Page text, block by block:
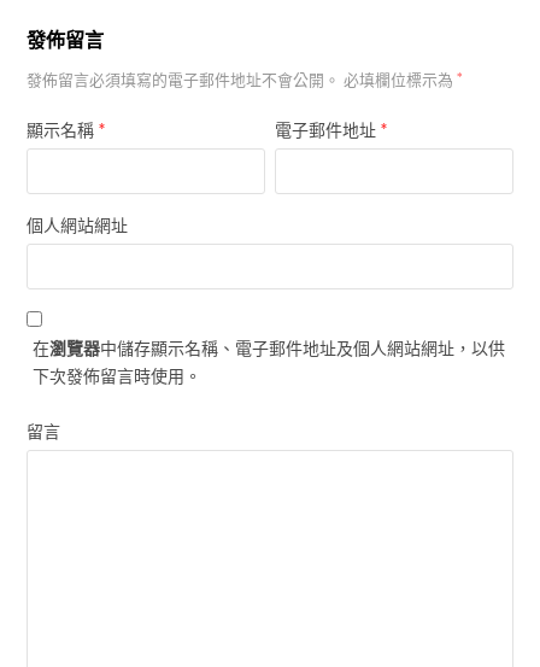
發佈留言
發佈留言必須填寫的電子郵件地址不會公開。 必填欄位標示為*
顯示名稱* 電子郵件地址*
個人網站網址
在瀏覽器中儲存顯示名稱、電子郵件地址及個人網站網址，以供
下次發佈留言時使用。
留言